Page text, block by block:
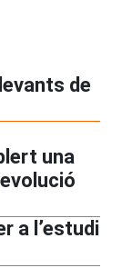
de
una
a l’estudi